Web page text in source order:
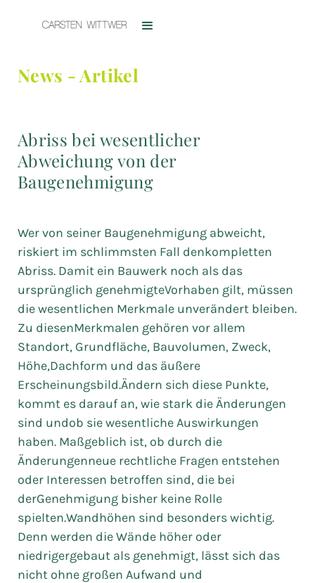
News - Artikel
Abriss bei wesentlicher
Abweichung von der
Baugenehmigung
Wer von seiner Baugenehmigung abweicht,
riskiert im schlimmsten Fall denkompletten
Abriss. Damit ein Bauwerk noch als das
ursprünglich genehmigteVorhaben gilt, müssen
die wesentlichen Merkmale unverändert bleiben.
Zu diesenMerkmalen gehören vor allem
Standort, Grundfläche, Bauvolumen, Zweck,
Höhe,Dachform und das äußere
Erscheinungsbild.Ändern sich diese Punkte,
kommt es darauf an, wie stark die Änderungen
sind undob sie wesentliche Auswirkungen
haben. Maßgeblich ist, ob durch die
Änderungenneue rechtliche Fragen entstehen
oder Interessen betroffen sind, die bei
derGenehmigung bisher keine Rolle
spielten.Wandhöhen sind besonders wichtig.
Denn werden die Wände höher oder
niedrigergebaut als genehmigt, lässt sich das
nicht ohne großen Aufwand und